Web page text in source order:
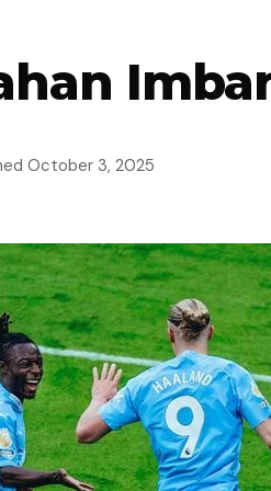
October 3, 2025